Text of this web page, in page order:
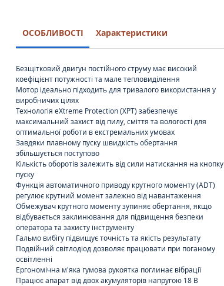
ОСОБЛИВОСТІ Характеристики
Безщітковий двигун постійного струму має високий
коефіцієнт потужності та мале тепловиділення
Мотор ідеально підходить для тривалого використання у
виробничих цілях
Технологія eXtreme Protection (XPT) забезпечує
максимальний захист від пилу, сміття та вологості для
оптимальної роботи в екстремальних умовах
Завдяки плавному пуску швидкість обертання
збільшується поступово
Кількість оборотів залежить від сили натискання на кнопку
пуску
Функція автоматичного приводу крутного моменту (ADT)
регулює крутний момент залежно від навантаження
Обмежувач крутного моменту зупиняє обертання, якщо
відбувається заклинювання для підвищення безпеки
оператора та захисту інструменту
Гальмо вибігу підвищує точність та якість результату
Подвійний світлодіод дозволяє працювати при поганому
освітленні
Ергономічна м'яка гумова рукоятка поглинає вібрації
Працює апарат від двох акумуляторів напругою 18 В